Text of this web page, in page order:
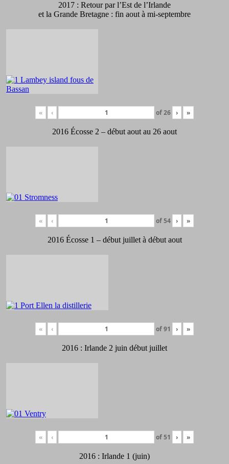
2017 : Retour par l’Est de l’Irlande
et la Grande Bretagne : fin aout à mi-septembre
« ‹ of26 › »
2016 Écosse 2 – début aout au 26 aout
« ‹ of54 › »
2016 Écosse 1 – début juillet à début aout
« ‹ of91 › »
2016 : Irlande 2 juin début juillet
« ‹ of51 › »
2016 : Irlande 1 (juin)